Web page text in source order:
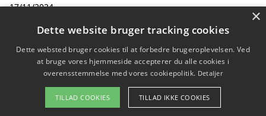
adventsgaver fra smagfulddanmark.dk
17/11/2024
Forside
Om / kontakt Blog Betingelser
×
Dette website bruger tracking cookies
Dette websted bruger cookies til at forbedre brugeroplevelsen. Ved
at bruge vores hjemmeside accepterer du alle cookies i
overensstemmelse med vores cookiepolitik. Detaljer
TILLAD COOKIES TILLAD IKKE COOKIES